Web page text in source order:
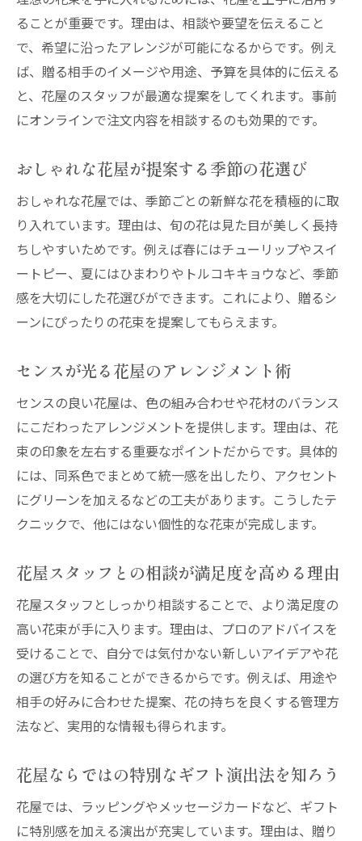
季節感を楽しむおしゃれ花屋の活用法
花屋で季節の花を上手に取り入れるコツ
おしゃれ花屋が提案する旬のアレンジ例
季節限定の花屋サービスを上手に利用しよ
う
イベントやギフトにも最適な花屋の活用術
花屋で季節感あふれる空間を演出する方法
花屋で失敗しない花束選びのポイント
花屋で自分好みの花束を選ぶコツ
おしゃれ花屋で失敗しない注文の仕方
花屋スタッフと相談して理想の花束を実現
目的に合った花屋のおすすめ花材活用法
花屋利用時のトラブルを防ぐチェックリス
ト
贈るシーン別に花屋で花を選ぶ楽しさ
花屋で誕生日や記念日に選びたい花とは
花屋活用でシーンごとのおしゃれ花束提案
贈る相手に合わせた花屋のアドバイス事例
ビジネスシーンでも活躍する花屋の活用法
花屋でシーン別に最適なラッピングを選ぶ
花屋で長持ちする花の選び方と手入れ術
花屋で選ぶ長持ちする花の特徴とは
おしゃれ花屋で教わる花の手入れポイント
花屋購入後も美しさが続く管理法を伝授
夫
花屋での選び方次第で持ちが変わる理由
花屋スタッフ直伝の花束長持ちテクニック
ることが重要です。理由は、相談や要望を伝えること
で、希望に沿ったアレンジが可能になるからです。例え
ば、贈る相手のイメージや用途、予算を具体的に伝える
と、花屋のスタッフが最適な提案をしてくれます。事前
にオンラインで注文内容を相談するのも効果的です。
おしゃれな花屋が提案する季節の花選び
おしゃれな花屋では、季節ごとの新鮮な花を積極的に取
り入れています。理由は、旬の花は見た目が美しく長持
ちしやすいためです。例えば春にはチューリップやスイ
ートピー、夏にはひまわりやトルコキキョウなど、季節
感を大切にした花選びができます。これにより、贈るシ
ーンにぴったりの花束を提案してもらえます。
センスが光る花屋のアレンジメント術
センスの良い花屋は、色の組み合わせや花材のバランス
にこだわったアレンジメントを提供します。理由は、花
束の印象を左右する重要なポイントだからです。具体的
には、同系色でまとめて統一感を出したり、アクセント
にグリーンを加えるなどの工夫があります。こうしたテ
クニックで、他にはない個性的な花束が完成します。
花屋スタッフとの相談が満足度を高める理由
花屋スタッフとしっかり相談することで、より満足度の
高い花束が手に入ります。理由は、プロのアドバイスを
受けることで、自分では気付かない新しいアイデアや花
の選び方を知ることができるからです。例えば、用途や
相手の好みに合わせた提案、花の持ちを良くする管理方
法など、実用的な情報も得られます。
花屋ならではの特別なギフト演出法を知ろう
花屋では、ラッピングやメッセージカードなど、ギフト
に特別感を加える演出が充実しています。理由は、贈り